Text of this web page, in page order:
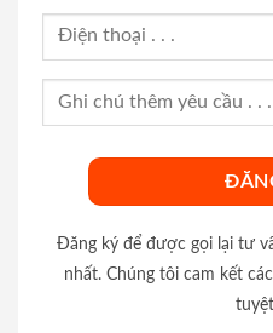
Đăng ký để được gọi lại tư
nhất. Chúng tôi cam kết